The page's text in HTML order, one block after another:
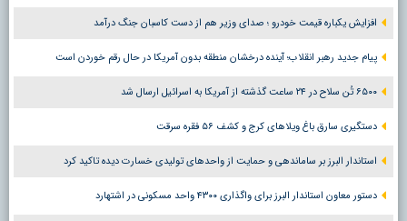
افزایش یکباره قیمت خودرو ؛ صدای وزیر هم از دست کاسبان جنگ درآمد
پیام جدید رهبر انقلاب؛ آینده درخشان منطقه بدون آمریکا در حال رقم خوردن است
۶۵۰۰ تُن سلاح در ۲۴ ساعت گذشته از آمریکا به اسرائیل ارسال شد
دستگیری سارق باغ ویلاهای کرج و کشف ۵۶ فقره سرقت
استاندار البرز بر ساماندهی و حمایت از واحدهای تولیدی خسارت دیده تاکید کرد
دستور معاون استاندار البرز برای واگذاری ۴۳۰۰ واحد مسکونی در اشتهارد